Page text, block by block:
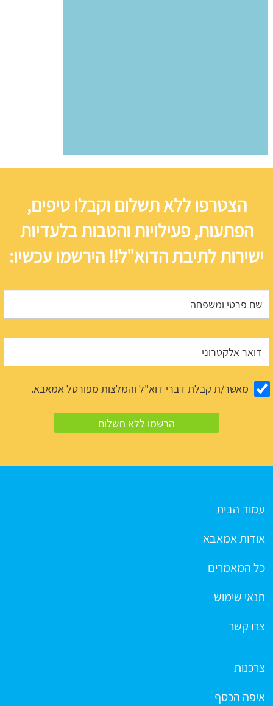
הצטרפו ללא תשלום וקבלו טיפים,
הפתעות, פעילויות והטבות בלעדיות
ישירות לתיבת הדוא"ל!! הירשמו עכשיו:
מאשר/ת קבלת דברי דוא"ל והמלצות מפורטל אמאבא.
עמוד הבית
אודות אמאבא
כל המאמרים
תנאי שימוש
צרו קשר
צרכנות
איפה הכסף